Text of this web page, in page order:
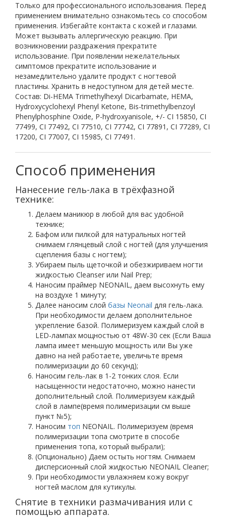
Только для профессионального использования. Перед
применением внимательно ознакомьтесь со способом
применения. Избегайте контакта с кожей и глазами.
Может вызывать аллергическую реакцию. При
возникновении раздражения прекратите
использование. При появлении нежелательных
симптомов прекратите использование и
незамедлительно удалите продукт с ногтевой
пластины. Хранить в недоступном для детей месте.
Состав: Di-HEMA Trimethylhexyl Dicarbamate, HEMA,
Hydroxycyclohexyl Phenyl Ketone, Bis-trimethylbenzoyl
Phenylphosphine Oxide, P-hydroxyanisole, +/- CI 15850, CI
77499, CI 77492, CI 77510, CI 77742, CI 77891, CI 77289, CI
17200, CI 77007, CI 15985, CI 77491.
Нанесение гель-лака в трёхфазной
технике:
Делаем маникюр в любой для вас удобной
технике;
Бафом или пилкой для натуральных ногтей
снимаем глянцевый слой с ногтей (для улучшения
сцепления базы с ногтем);
Убираем пыль щеточкой и обезжириваем ногти
жидкостью Сleanser или Nail Prep;
Наносим праймер NEONAIL, даем высохнуть ему
на воздухе 1 минуту;
Далее наносим слой базы Neonail для гель-лака.
При необходимости делаем дополнительное
укрепление базой. Полимеризуем каждый слой в
LED-лампах мощностью от 48W-30 сек (Если Ваша
лампа имеет меньшую мощность или Вы уже
давно на ней работаете, увеличьте время
полимеризации до 60 секунд);
Наносим гель-лак в 1-2 тонких слоя. Если
насыщенности недостаточно, можно нанести
дополнительный слой. Полимеризуем каждый
слой в лампе(время полимеризации см выше
пункт №5);
Наносим топ NEONAIL. Полимеризуем (время
полимеризации топа смотрите в способе
применения топа, который выбрали);
(Опционально) Даем остыть ногтям. Снимаем
дисперсионный слой жидкостью NEONAIL Cleaner;
При необходимости увлажняем кожу вокруг
ногтей маслом для кутикулы.
Снятие в техники размачивания или с
помощью аппарата.